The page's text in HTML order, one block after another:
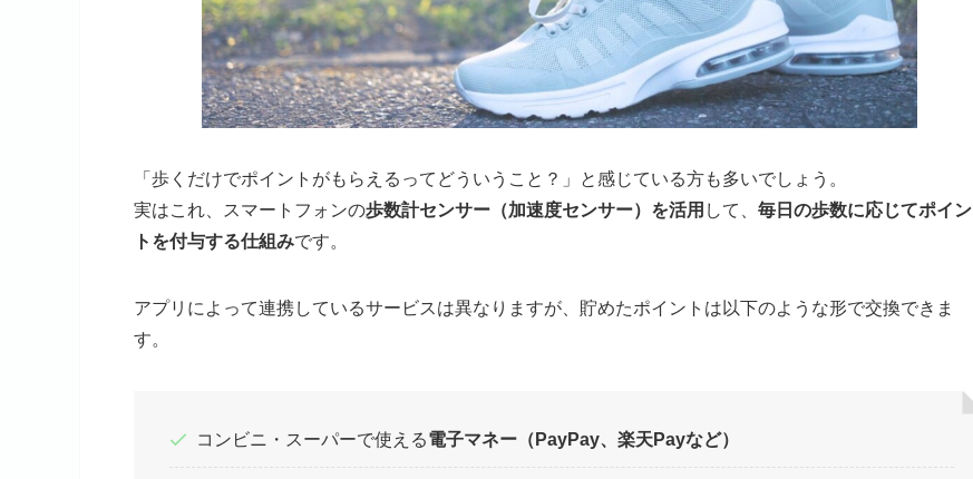
「歩くだけでポイントがもらえるってどういうこと？」と感じている方も多いでしょう。
実はこれ、スマートフォンの歩数計センサー（加速度センサー）を活用 して、 毎日の歩数に応じてポイン
トを付与する仕組みです。
アプリによって連携しているサービスは異なりますが、貯めたポイントは以下のような形で交換できま
す。
コンビニ・スーパーで使える電子マネー（PayPay、楽天Payなど）